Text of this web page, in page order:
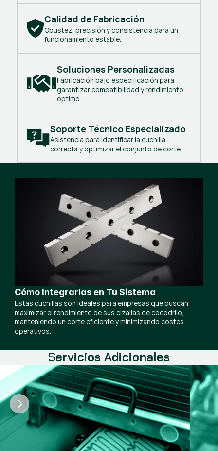
Calidad de Fabricación
Obustez, precisión y consistencia para un
funcionamiento estable.
Soluciones Personalizadas
Fabricación bajo especificación para
garantizar compatibilidad y rendimiento
óptimo.
Soporte Técnico Especializado
Asistencia para identificar la cuchilla
correcta y optimizar el conjunto de corte.
Cómo Integrarlas en Tu Sistema
Estas cuchillas son ideales para empresas que buscan
maximizar el rendimiento de sus cizallas de cocodrilo,
manteniendo un corte eficiente y minimizando costes
operativos.
Servicios Adicionales